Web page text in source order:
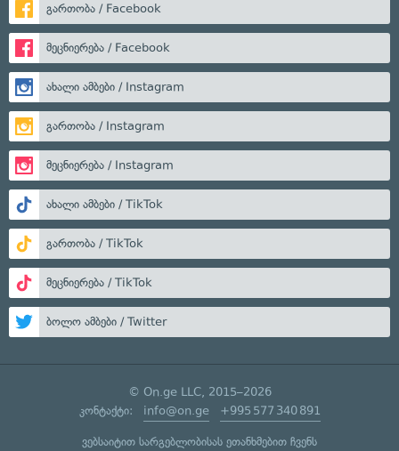
გართობა / Facebook
მეცნიერება / Facebook
ახალი ამბები / Instagram
გართობა / Instagram
მეცნიერება / Instagram
ახალი ამბები / TikTok
გართობა / TikTok
მეცნიერება / TikTok
ბოლო ამბები / Twitter
© On.ge LLC, 2015–2026
კონტაქტი: info@on.ge +995 577 340 891
ვებსაიტით სარგებლობისას ეთანხმებით ჩვენს